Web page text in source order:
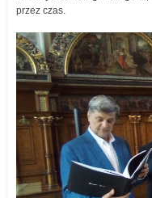
przez czas.